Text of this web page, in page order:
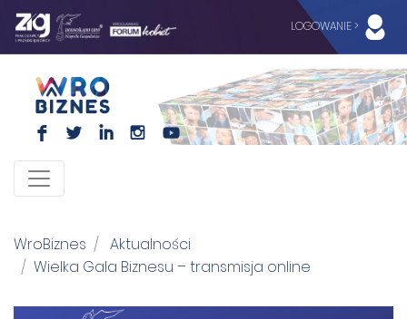
LOGOWANIE >
F L I I
WroBiznes
Aktualności
Wielka Gala Biznesu – transmisja online